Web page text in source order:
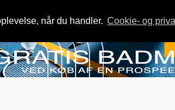
når du handler. Cookie- og